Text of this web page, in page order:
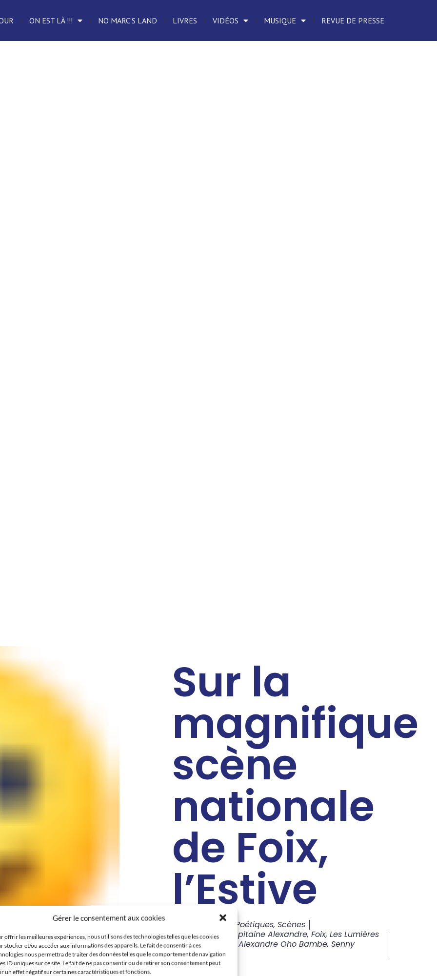
Gérer le consentement aux cookies
offrir les meilleures expériences, nous utilisons des technologies telles que les cookies
stocker et/ou accéder aux informations des appareils. Le fait de consentir à ces
nous permettra de traiter des données telles que le comportement de navigation
ID uniques sur ce site. Le fait de ne pas consentir ou de retirer son consentement peut
un effet négatif sur certaines caractéristiques et fonctions.
ON EST LÀ !!! NO MARC’S LAND LIVRES VIDÉOS MUSIQUE REVUE DE PRESSE
Sur la
magnifique
scène
nationale
de Foix,
l’Estive
Rendez-Vous Poétiques,Scènes
Calvin Yug
Capitaine Alexandre,Foix,Les Lumières
D'Oujda
Marc Alexandre Oho Bambe,Senny
Camara
Janvier 6, 2021